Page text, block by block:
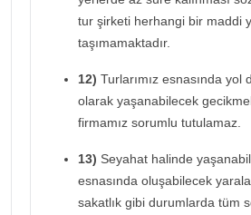
tur şirketi herhangi bir maddi
taşımamaktadır.
12) Turlarımız esnasında yol
olarak yaşanabilecek
firmamız sorumlu tutulamaz.
13) Seyahat halinde
esnasında oluşabilecek
sakatlık gibi durumlarda tüm